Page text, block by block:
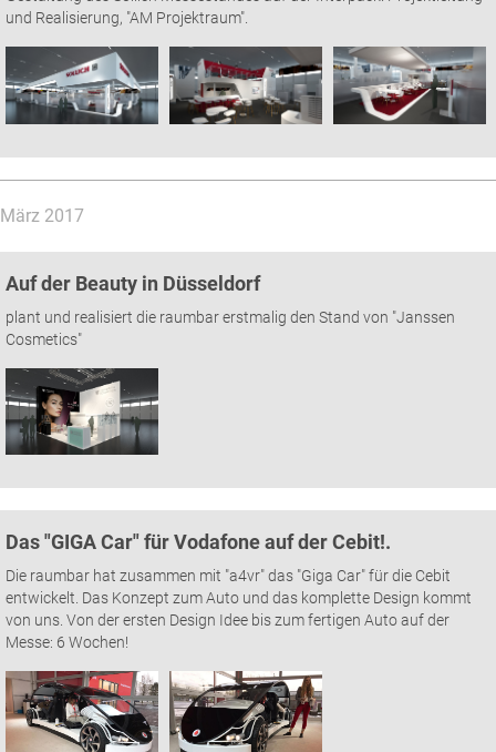
und Realisierung, "AM Projektraum".
März 2017
Auf der Beauty in Düsseldorf
plant und realisiert die raumbar erstmalig den Stand von "Janssen
Cosmetics"
Das "GIGA Car" für Vodafone auf der Cebit!.
Die raumbar hat zusammen mit "a4vr" das "Giga Car" für die Cebit
entwickelt. Das Konzept zum Auto und das komplette Design kommt
von uns. Von der ersten Design Idee bis zum fertigen Auto auf der
Messe: 6 Wochen!